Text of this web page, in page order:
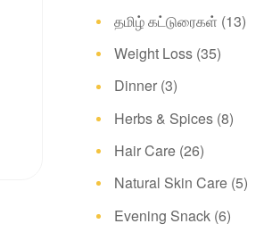
தமிழ் கட்டுரைகள் (13)
Weight Loss (35)
Dinner (3)
Herbs & Spices (8)
Hair Care (26)
Natural Skin Care (5)
Evening Snack (6)